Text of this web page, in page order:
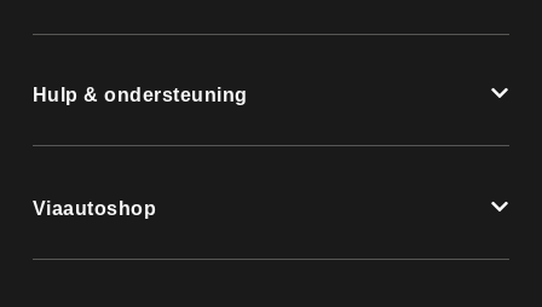
Hulp & ondersteuning
Viaautoshop